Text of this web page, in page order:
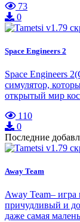
73
0
Space Engineers 2
Space Engineers
симулятор,
открытый мир
110
0
Последние
Away Team
Away Team–
причудливый и
даже самая